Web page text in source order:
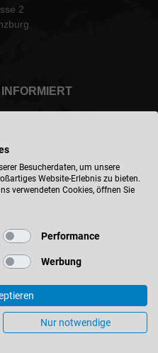
2
- deutsch
& Co. KG
Datenschutz
AGB
Besucherdaten, um unsere
Website-Erlebnis zu bieten.
verwendeten Cookies, öffnen Sie
Performance
Werbung
Nur notwendige